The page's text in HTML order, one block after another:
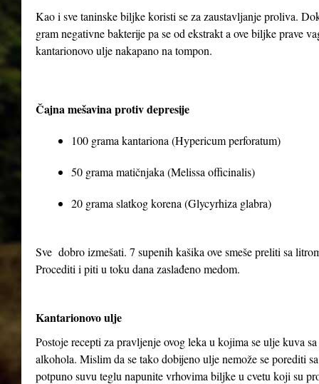
Kao i sve taninske biljke koristi se za zaustavljanje proliva.
gram negativne bakterije pa se od ekstrakt a ove biljke prave
kantarionovo ulje nakapano na tompon.
Čajna mešavina protiv depresije
100 grama kantariona (Hypericum perforatum)
50 grama matičnjaka (Melissa officinalis)
20 grama slatkog korena (Glycyrhiza glabra)
Sve dobro izmešati. 7 supenih kašika ove smeše preliti sa
Procediti i piti u toku dana zaslađeno medom.
Kantarionovo ulje
Postoje recepti za pravljenje ovog leka u kojima se ulje kuva
alkohola. Mislim da se tako dobijeno ulje nemože se porediti
potpuno suvu teglu napunite vrhovima biljke u cvetu koji su